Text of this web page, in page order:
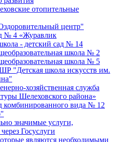
отопительные
центр"
№ 4 «Журавлик
- детский сад № 14
школа № 2
школа № 5
"Детская школа искусств им.
хозяйственная служба
Шелеховского района»
комбинированного вида № 12
значимые услуги,
Госуслуги
являются необходимыми